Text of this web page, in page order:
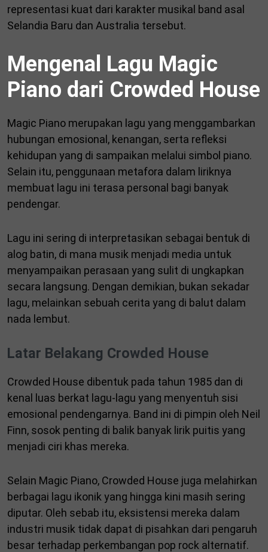
representasi kuat dari karakter musikal band asal
Selandia Baru dan Australia tersebut.
Mengenal Lagu Magic
Piano dari Crowded House
Magic Piano merupakan lagu yang menggambarkan
hubungan emosional, kenangan, serta refleksi
kehidupan yang di sampaikan melalui simbol piano.
Selain itu, penggunaan metafora dalam liriknya
membuat lagu ini terasa personal bagi banyak
pendengar.
Lagu ini sering di interpretasikan sebagai bentuk di
alog batin, di mana musik menjadi media untuk
menyampaikan perasaan yang sulit di ungkapkan
secara langsung. Dengan demikian, bukan sekadar
lagu, melainkan sebuah cerita yang di balut dalam
nada lembut.
Latar Belakang Crowded House
Crowded House dibentuk pada tahun 1985 dan di
kenal luas berkat lagu-lagu yang menyentuh sisi
emosional pendengarnya. Band ini di pimpin oleh Neil
Finn, sosok penting di balik banyak lirik puitis yang
menjadi ciri khas mereka.
Selain Magic Piano, Crowded House juga melahirkan
berbagai lagu ikonik yang hingga kini masih sering
diputar. Oleh sebab itu, eksistensi mereka dalam
industri musik tidak dapat di pisahkan dari pengaruh
besar terhadap perkembangan pop rock alternatif.